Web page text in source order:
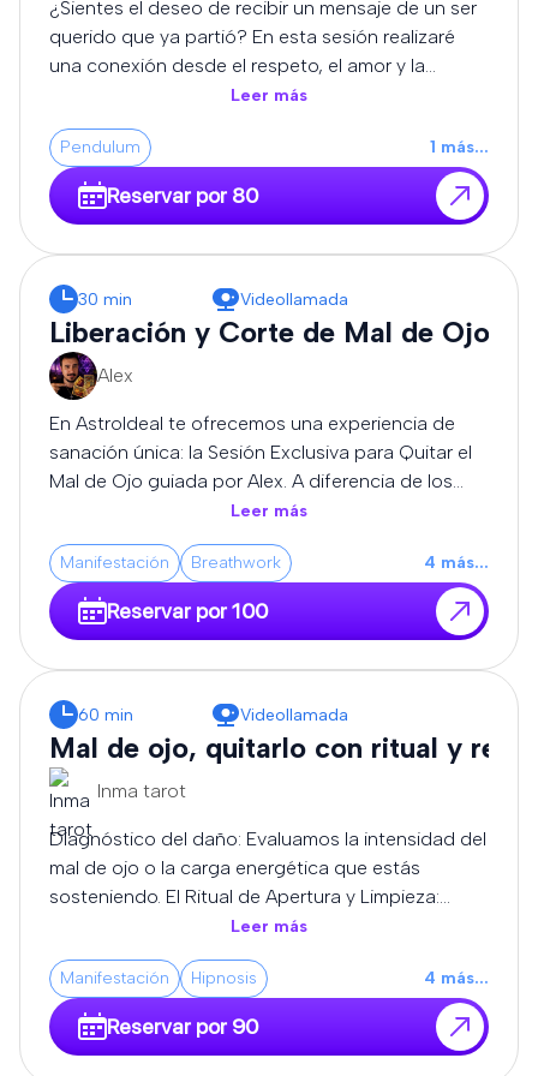
podrás realizar preguntas relacionadas con la
consulta.
¿Sientes el deseo de recibir un mensaje de un ser
querido que ya partió? En esta sesión realizaré
una conexión desde el respeto, el amor y la
sensibilidad, utilizando mi intuición y percepción
espiritual para transmitir los mensajes que puedan
llegar durante la consulta. Cada experiencia es
única y diferente. No puedo garantizar la
comunicación con una persona concreta ni un
finalizar, si el momento lo permite, podrás realizar
preguntas relacionadas con el mensaje recibido.
Leer más
Pendulum 1 más...
Reservar por 80
30 min Videollamada
Liberación y Corte de Mal de Ojo
Alex
En AstroIdeal te ofrecemos una experiencia de
sanación única: la Sesión Exclusiva para Quitar el
Mal de Ojo guiada por Alex. A diferencia de los
métodos estandarizados, Alex trabaja desde la
canalización pura y la transmutación de alta
frecuencia, adaptando cada sesión a la carga
exacta que sostiene tu campo áurico.
Leer más
Manifestación Breathwork 4 más...
Reservar por 100
60 min Videollamada
Mal de ojo, quitarlo con ritual y
Inma tarot
Diagnóstico del daño: Evaluamos la intensidad del
mal de ojo o la carga energética que estás
sosteniendo. El Ritual de Apertura y Limpieza:
Utilizamos elementos consagrados (como velas,
aceites y resinas sagradas) para absorber y
neutralizar las frecuencias bajas que te rodean.
Rezos de Corte y Liberación: Recitamos oraciones
y decretos ancestrales de protección para
Leer más
Manifestación Hipnosis 4 más...
Reservar por 90